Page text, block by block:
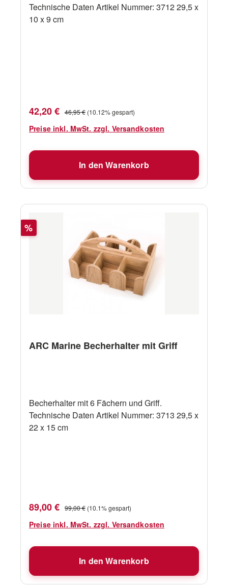
Technische Daten Artikel Nummer: 3712 29,5 x
10 x 9 cm
Verkaufspreis:
42,20 € Regulärer Preis:
46,95 € (10.12% gespart)
Preise inkl. MwSt. zzgl. Versandkosten
In den Warenkorb
Rabatt
%
ARC Marine Becherhalter mit Griff
Becherhalter mit 6 Fächern und Griff.
Technische Daten Artikel Nummer: 3713 29,5 x
22 x 15 cm
Verkaufspreis:
89,00 € Regulärer Preis:
99,00 € (10.1% gespart)
Preise inkl. MwSt. zzgl. Versandkosten
In den Warenkorb